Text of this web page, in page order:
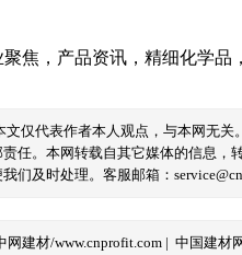
聚焦 ， 产品资讯 ， 精细化学品 ，
文仅代表作者本人观点，与本网无
任。本网转载自其它媒体的信息，
们及时处理。客服邮箱：
网建材/www.cnprofit.com | 中国建材